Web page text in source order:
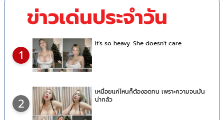
ข่าวเด่นประจำวัน
1
It's so heavy. She doesn't care.
2
เหนื่อยแค่ไหนก็ต้องอดทน เพราะความจนมัน
น่ากลัว